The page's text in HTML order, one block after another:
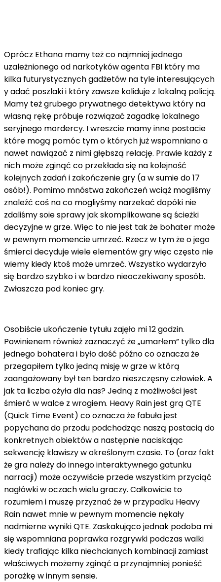
Oprócz Ethana mamy też co najmniej jednego
uzależnionego od narkotyków agenta FBI który ma
kilka futurystycznych gadżetów na tyle interesujących
y adać poszlaki i który zawsze koliduje z lokalną policją.
Mamy też grubego prywatnego detektywa który na
własną rękę próbuje rozwiązać zagadkę lokalnego
seryjnego mordercy. I wreszcie mamy inne postacie
które mogą pomóc tym o których już wspomniano a
nawet nawiązać z nimi głębszą relację. Prawie każdy z
nich może zginąć co przekłada się na kolejność
kolejnych zadań i zakończenie gry (a w sumie do 17
osób!). Pomimo mnóstwa zakończeń wciąż mogliśmy
znaleźć coś na co mogliyśmy narzekać dopóki nie
zdaliśmy soie sprawy jak skomplikowane są ścieżki
decyzyjne w grze. Więc to nie jest tak że bohater może
w pewnym momencie umrzeć. Rzecz w tym że o jego
śmierci decyduje wiele elementów gry więc często nie
wiemy kiedy ktoś może umrzeć. Wszystko wydarzyło
się bardzo szybko i w bardzo nieoczekiwany sposób.
Zwłaszcza pod koniec gry.
Osobiście ukończenie tytułu zajęło mi 12 godzin.
Powinienem również zaznaczyć że „umarłem” tylko dla
jednego bohatera i było dość późno co oznacza że ​​
przegapiłem tylko jedną misję w grze w którą
zaangażowany był ten bardzo nieszczęsny człowiek. A
jak ta liczba ożyła dla nas? Jedną z możliwości jest
śmierć w walce z wrogiem. Heavy Rain jest grą QTE
(Quick Time Event) co oznacza że ​​fabuła jest
popychana do przodu podchodząc naszą postacią do
konkretnych obiektów a następnie naciskając
sekwencję klawiszy w określonym czasie. To (oraz fakt
że gra należy do innego interaktywnego gatunku
narracji) może oczywiście przede wszystkim przyciąć
nagłówki w oczach wielu graczy. Całkowicie to
rozumiem i muszę przyznać że w przypadku Heavy
Rain nawet mnie w pewnym momencie nękały
nadmierne wyniki QTE. Zaskakująco jednak podoba mi
się wspomniana poprawka rozgrywki podczas walki
kiedy trafiając kilka niechcianych kombinacji zamiast
właściwych możemy zginąć a przynajmniej ponieść
porażkę w innym sensie.